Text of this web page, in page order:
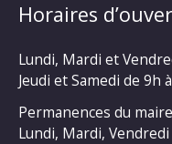
Horaires
Lundi, Mardi et
Jeudi et Samedi de 9h
Permanences du
Lundi, Mardi,